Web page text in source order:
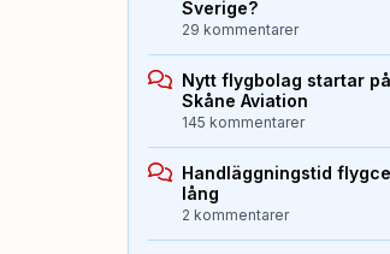
Sverige?
29 kommentarer
Nytt flygbolag startar på
Skåne Aviation
145 kommentarer
Handläggningstid
lång
2 kommentarer